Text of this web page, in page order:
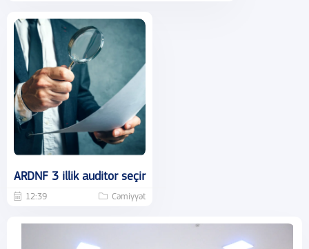
ARDNF 3 illik auditor seçir
12:39 Cəmiyyət